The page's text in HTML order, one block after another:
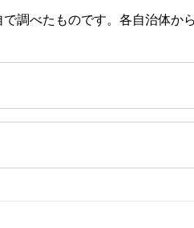
調べたものです。各自治体か